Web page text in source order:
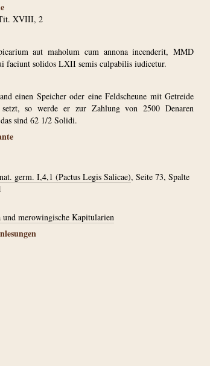
XVIII, 2
aut maholum cum annona incenderit, MMD
faciunt solidos LXII semis culpabilis iudicetur.
einen Speicher oder eine Feldscheune mit Getreide
so werde er zur Zahlung von 2500 Denaren
sind 62 1/2 Solidi.
germ. I,4,1 (Pactus Legis Salicae), Seite 73, Spalte
und merowingische Kapitularien